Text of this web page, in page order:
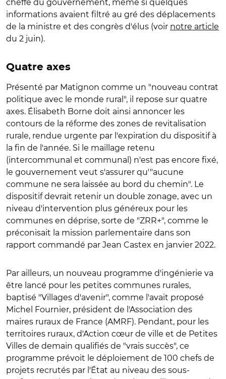
cheffe du gouvernement, même si quelques
informations avaient filtré au gré des déplacements
de la ministre et des congrès d'élus (voir notre article
du 2 juin).
Quatre axes
Présenté par Matignon comme un "nouveau contrat
politique avec le monde rural", il repose sur quatre
axes. Élisabeth Borne doit ainsi annoncer les
contours de la réforme des zones de revitalisation
rurale, rendue urgente par l'expiration du dispositif à
la fin de l'année. Si le maillage retenu
(intercommunal et communal) n'est pas encore fixé,
le gouvernement veut s'assurer qu'"aucune
commune ne sera laissée au bord du chemin". Le
dispositif devrait retenir un double zonage, avec un
niveau d'intervention plus généreux pour les
communes en déprise, sorte de "ZRR+", comme le
préconisait la mission parlementaire dans son
rapport commandé par Jean Castex en janvier 2022.
Par ailleurs, un nouveau programme d'ingénierie va
être lancé pour les petites communes rurales,
baptisé "Villages d'avenir", comme l'avait proposé
Michel Fournier, président de l'Association des
maires ruraux de France (AMRF). Pendant, pour les
territoires ruraux, d'Action cœur de ville et de Petites
Villes de demain qualifiés de "vrais succès", ce
programme prévoit le déploiement de 100 chefs de
projets recrutés par l'État au niveau des sous-